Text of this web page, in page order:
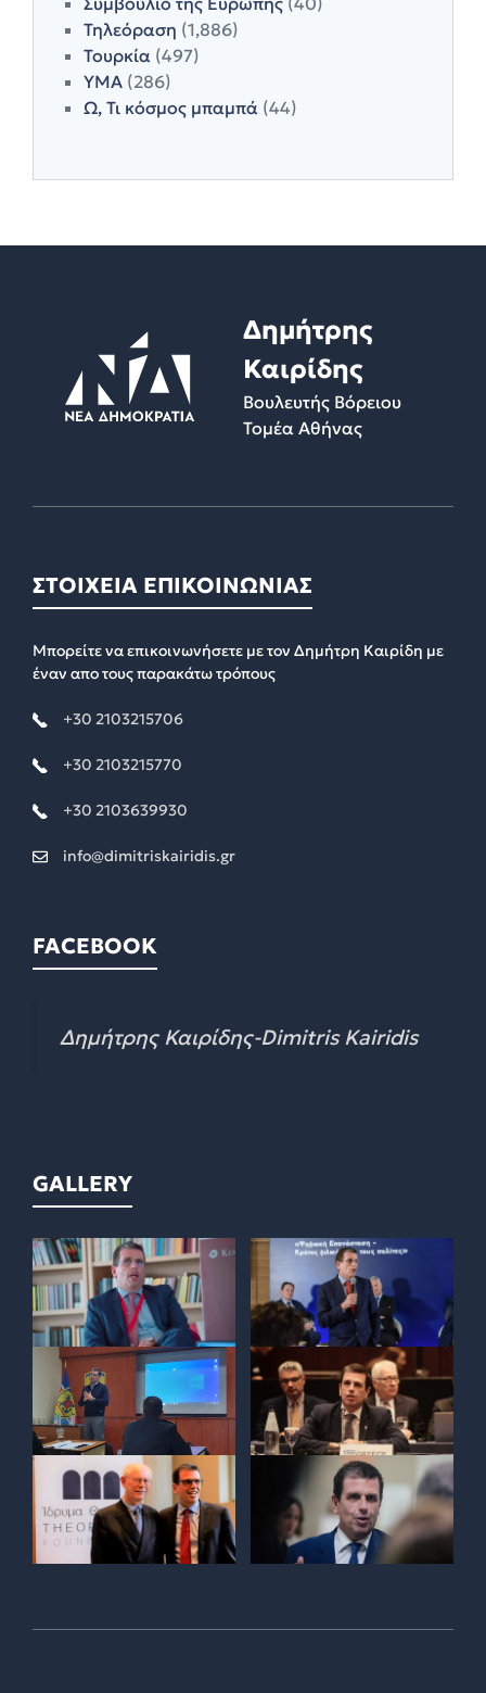
Τηλεόραση (1,886)
Τουρκία (497)
ΥΜΑ (286)
Ω, Τι κόσμος μπαμπά (44)
Δημήτρης
Καιρίδης
Βουλευτής Βόρειου
Τομέα Αθήνας
ΣΤΟΙΧΕΙΑ ΕΠΙΚΟΙΝΩΝΙΑΣ
Μπορείτε να επικοινωνήσετε με τον Δημήτρη Καιρίδη με
έναν απο τους παρακάτω τρόπους
+30 2103215706
+30 2103215770
+30 2103639930
info@dimitriskairidis.gr
FACEBOOK
Δημήτρης Καιρίδης-Dimitris Kairidis
GALLERY